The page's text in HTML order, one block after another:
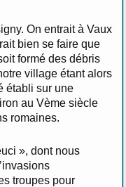
On entrait à Vaux
bien se faire que
formé des débris
village étant alors
établi sur une
au Vème siècle
romaines.
», dont nous
troupes pour